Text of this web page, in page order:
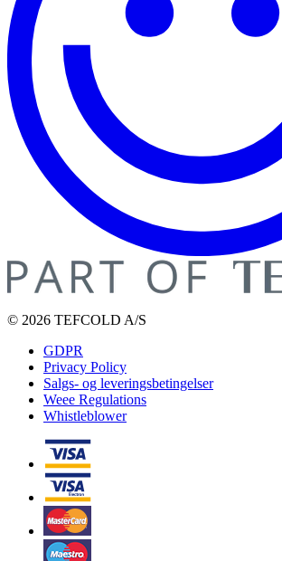
© 2026 TEFCOLD A/S
GDPR
Privacy Policy
Salgs- og leveringsbetingelser
Weee Regulations
Whistleblower